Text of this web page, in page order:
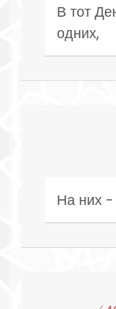
В тот
одних,
На них -